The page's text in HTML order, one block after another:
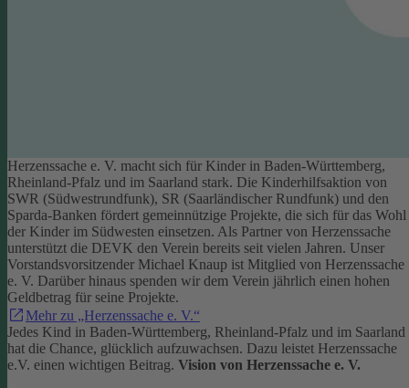
Herzenssache e. V. macht sich für Kinder in Baden-Württemberg,
Rheinland-Pfalz und im Saarland stark. Die Kinderhilfsaktion von
SWR (Südwestrundfunk), SR (Saarländischer Rundfunk) und den
Sparda-Banken fördert gemeinnützige Projekte, die sich für das Wohl
der Kinder im Südwesten einsetzen. Als Partner von Herzenssache
unterstützt die DEVK den Verein bereits seit vielen Jahren. Unser
Vorstandsvorsitzender Michael Knaup ist Mitglied von Herzenssache
e. V. Darüber hinaus spenden wir dem Verein jährlich einen hohen
Geldbetrag für seine Projekte.
Mehr zu „Herzenssache e. V.“
Jedes Kind in Baden-Württemberg, Rheinland-Pfalz und im Saarland
hat die Chance, glücklich aufzuwachsen. Dazu leistet Herzenssache
e.V. einen wichtigen Beitrag. Vision von Herzenssache e. V.